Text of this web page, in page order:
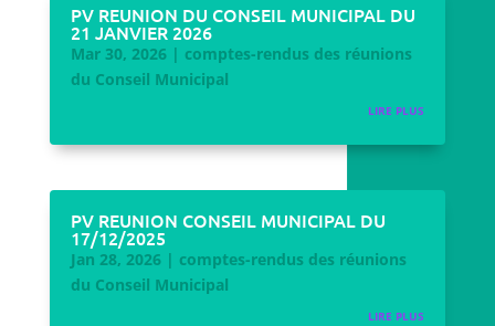
PV REUNION DU CONSEIL MUNICIPAL DU
21 JANVIER 2026
Mar 30, 2026| comptes-rendus des réunions
du Conseil Municipal
LIRE PLUS
PV REUNION CONSEIL MUNICIPAL DU
17/12/2025
Jan 28, 2026| comptes-rendus des réunions
du Conseil Municipal
LIRE PLUS